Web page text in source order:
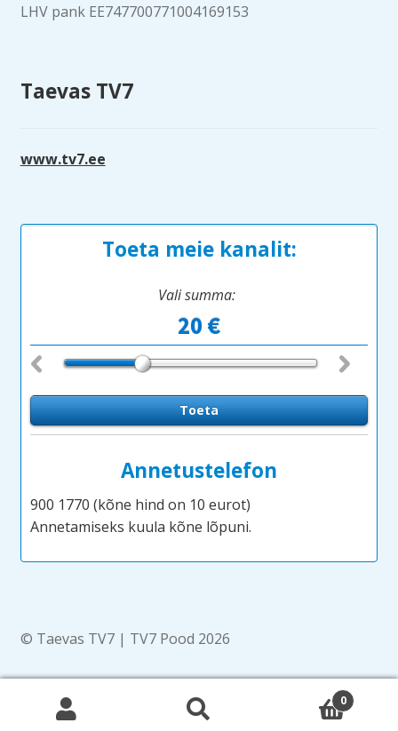
LHV pank EE747700771004169153
Taevas TV7
www.tv7.ee
Toeta meie kanalit:
Vali summa:
Annetustelefon
900 1770 (kõne hind on 10 eurot)
Annetamiseks kuula kõne lõpuni.
© Taevas TV7 | TV7 Pood 2026
0